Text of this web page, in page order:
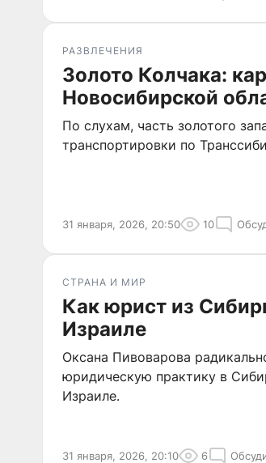
РАЗВЛЕЧЕНИЯ
Золото Колчака:
Новосибирской
По слухам, часть золотого
транспортировки по
31 января, 2026, 20:50 10
СТРАНА И МИР
Как юрист из
Израиле
Оксана Пивоварова
юридическую практику в
Израиле.
31 января, 2026, 20:10 6